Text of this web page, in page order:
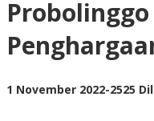
Probolinggo
1 November 2022oleh
-2525